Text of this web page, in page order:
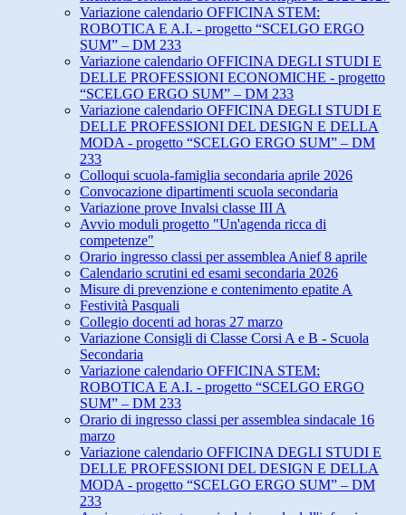
Variazione calendario OFFICINA STEM:
ROBOTICA E A.I. - progetto “SCELGO ERGO
SUM” – DM 233
Variazione calendario OFFICINA DEGLI STUDI E
DELLE PROFESSIONI ECONOMICHE - progetto
“SCELGO ERGO SUM” – DM 233
Variazione calendario OFFICINA DEGLI STUDI E
DELLE PROFESSIONI DEL DESIGN E DELLA
MODA - progetto “SCELGO ERGO SUM” – DM
233
Colloqui scuola-famiglia secondaria aprile 2026
Convocazione dipartimenti scuola secondaria
Variazione prove Invalsi classe III A
Avvio moduli progetto "Un'agenda ricca di
competenze"
Orario ingresso classi per assemblea Anief 8 aprile
Calendario scrutini ed esami secondaria 2026
Misure di prevenzione e contenimento epatite A
Festività Pasquali
Collegio docenti ad horas 27 marzo
Variazione Consigli di Classe Corsi A e B - Scuola
Secondaria
Variazione calendario OFFICINA STEM:
ROBOTICA E A.I. - progetto “SCELGO ERGO
SUM” – DM 233
Orario di ingresso classi per assemblea sindacale 16
marzo
Variazione calendario OFFICINA DEGLI STUDI E
DELLE PROFESSIONI DEL DESIGN E DELLA
MODA - progetto “SCELGO ERGO SUM” – DM
233